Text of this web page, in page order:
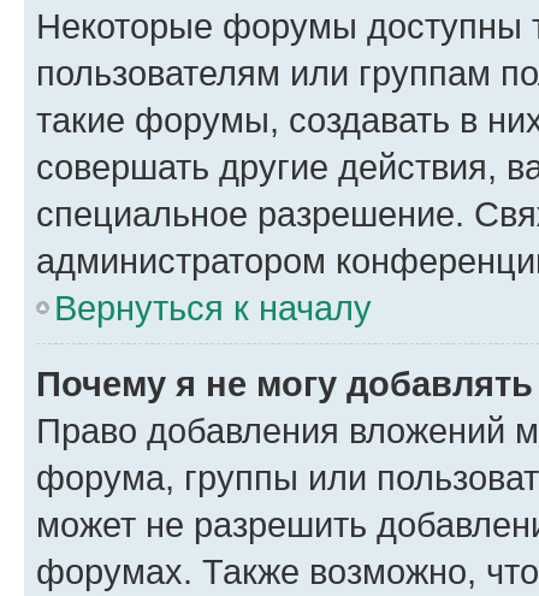
Некоторые форумы доступны
пользователям или группам
такие форумы, создавать в
совершать другие действия,
специальное разрешение.
администратором
Вернуться к началу
Почему я не могу
Право добавления вложений
форума, группы или
может не разрешить
форумах. Также возможно,